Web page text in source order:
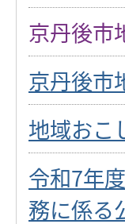
京丹後市
京丹後市
地域お
令和7年
務に係る